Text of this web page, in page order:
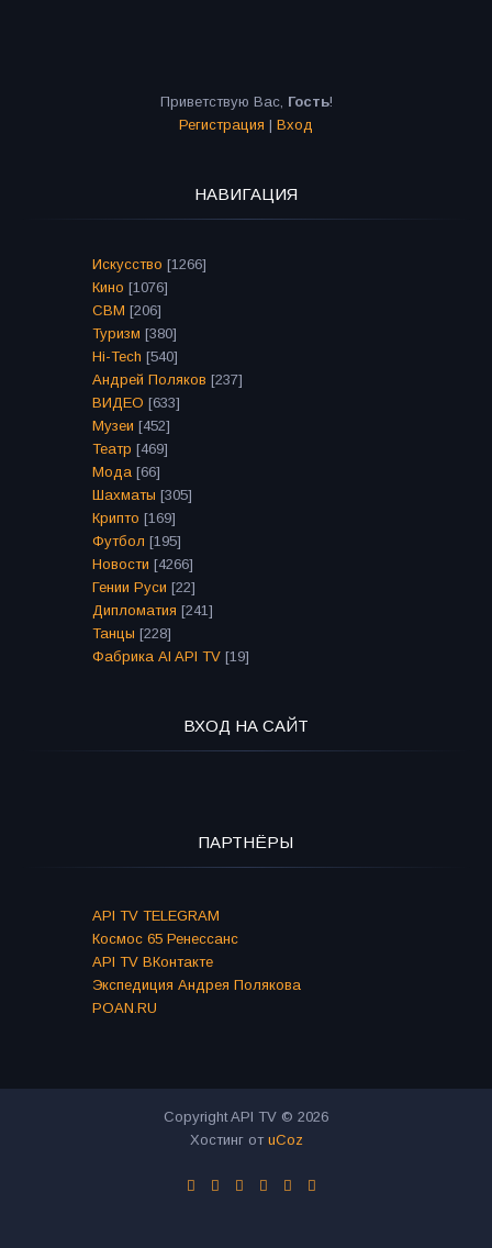
Приветствую Вас, Гость!
Регистрация | Вход
НАВИГАЦИЯ
Искусство [1266]
Кино [1076]
СВМ [206]
Туризм [380]
Hi-Tech [540]
Андрей Поляков [237]
ВИДЕО [633]
Музеи [452]
Театр [469]
Мода [66]
Шахматы [305]
Крипто [169]
Футбол [195]
Новости [4266]
Гении Руси [22]
Дипломатия [241]
Танцы [228]
Фабрика AI API TV [19]
ВХОД НА САЙТ
ПАРТНЁРЫ
API TV TELEGRAM
Космос 65 Ренессанс
API TV ВКонтакте
Экспедиция Андрея Полякова
POAN.RU
Copyright API TV © 2026
Хостинг от uCoz